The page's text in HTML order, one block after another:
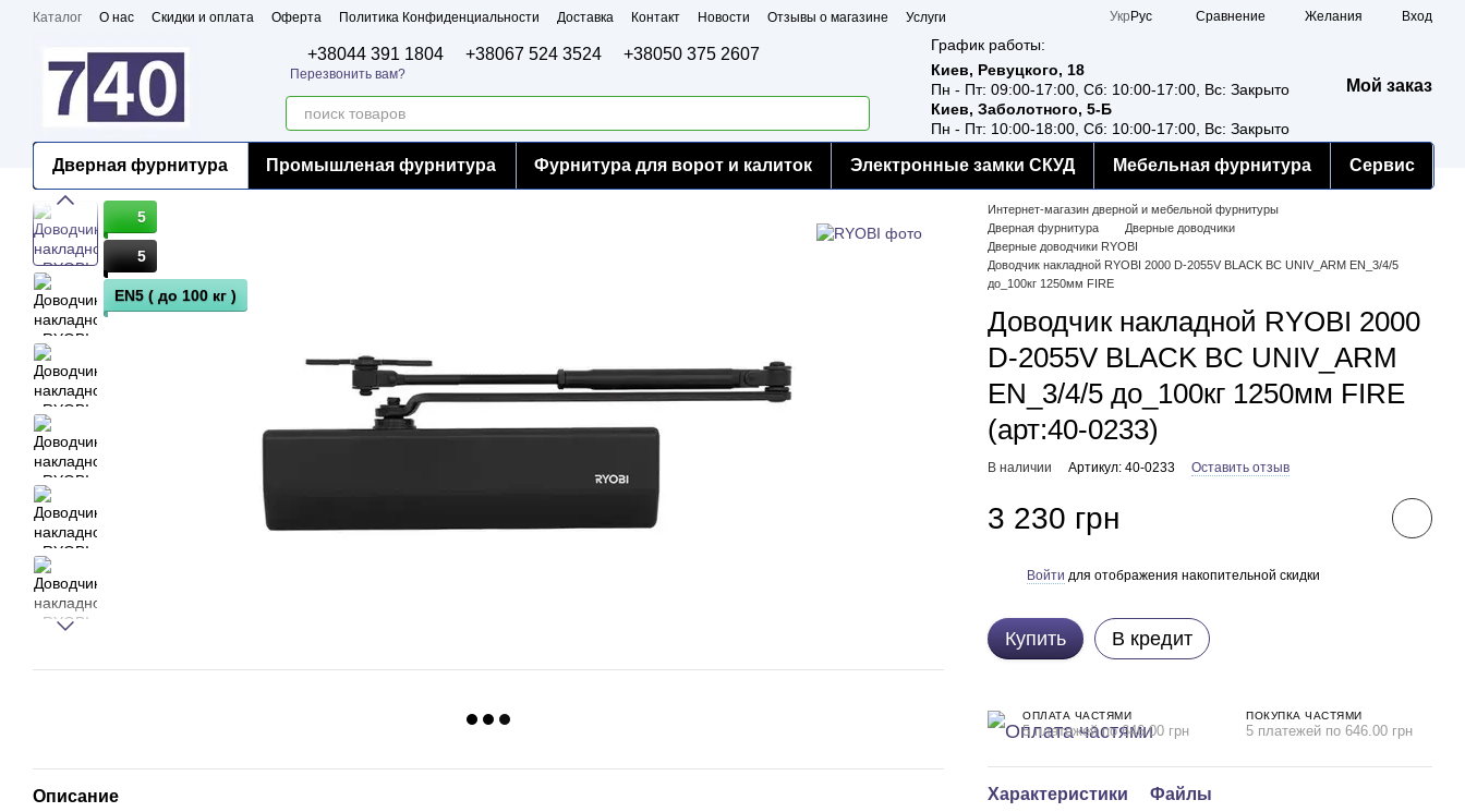
Перейти к основному контенту
Каталог О нас Скидки и оплата Оферта Политика Конфиденциальности Доставка Контакт Новости Отзывы о магазине
Услуги
Укр Рус Сравнение Желания Вход
+38044 391 1804 +38067 524 3524 +38050 375 2607
Перезвонить вам?
График работы:
Киев, Ревуцкого, 18
Пн - Пт: 09:00-17:00, Сб: 10:00-17:00, Вс: Закрыто
Киев, Заболотного, 5-Б
Пн - Пт: 10:00-18:00, Сб: 10:00-17:00, Вс: Закрыто
Мой заказ
Дверная фурнитура Промышленая фурнитура Фурнитура для ворот и калиток Электронные замки СКУД Мебельная фурнитура Сервис
5
5
EN5 ( до 100 кг )
Описание
Интернет-магазин дверной и мебельной фурнитуры
Дверная фурнитура
Дверные доводчики
Дверные доводчики RYOBI
Доводчик накладной RYOBI 2000 D-2055V BLACK BC UNIV_ARM EN_3/4/5
до_100кг 1250мм FIRE
Доводчик накладной RYOBI 2000
D-2055V BLACK BC UNIV_ARM
EN_3/4/5 до_100кг 1250мм FIRE
(арт:40-0233)
В наличии Артикул: 40-0233 Оставить отзыв
3 230 грн
Войти для отображения накопительной скидки
Купить В кредит
ОПЛАТА ЧАСТЯМИ
5 платежей по 646.00 грн
ПОКУПКА ЧАСТЯМИ
5 платежей по 646.00 грн
Характеристики Файлы